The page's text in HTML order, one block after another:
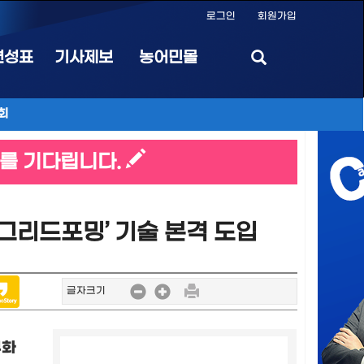
로그인 회원가입
성표 기사제보 농어민몰
기다립니다.
드포밍’ 기술 본격 도입
글자크기